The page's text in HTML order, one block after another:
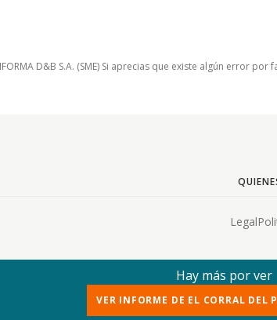
D&B S.A. (SME) Si aprecias que existe algún error
Legal
Hay más por ver
VER INFORME DE EL CORRAL DEL